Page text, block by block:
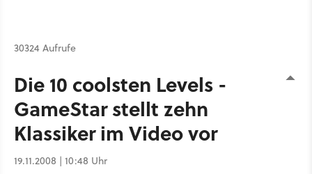
30324 Aufrufe
Die 10 coolsten Levels -
GameStar stellt zehn
Klassiker im Video vor
19.11.2008 | 10:48 Uhr